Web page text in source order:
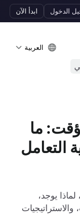
الدخول ابدأ الآن
العربية
ما
التعامل
يوجد،